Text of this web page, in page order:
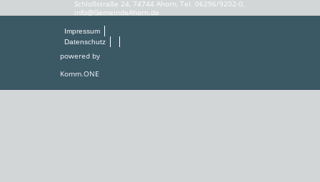
Schloßstraße 24, 74744 Ahorn, Tel. 06296/9202-0,
info@GemeindeAhorn.de
Impressum
Datenschutz
powered by
Komm.ONE